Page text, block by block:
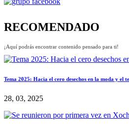
RECOMENDADO
¡Aquí podrás encontrar contenido pensado para ti!
Tema 2025: Hacia el cero desechos en la moda y el
28, 03, 2025